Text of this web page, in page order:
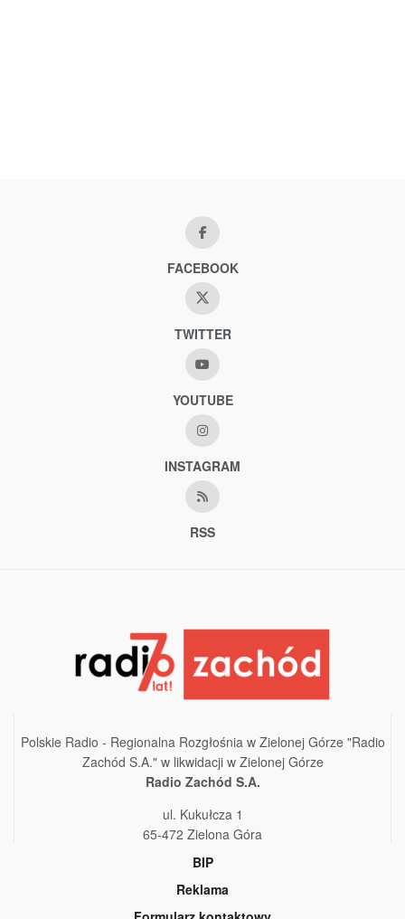
FACEBOOK
TWITTER
YOUTUBE
INSTAGRAM
RSS
Polskie Radio - Regionalna Rozgłośnia w Zielonej Górze "Radio
Zachód S.A." w likwidacji w Zielonej Górze
Radio Zachód S.A.
ul. Kukułcza 1
65-472 Zielona Góra
BIP
Reklama